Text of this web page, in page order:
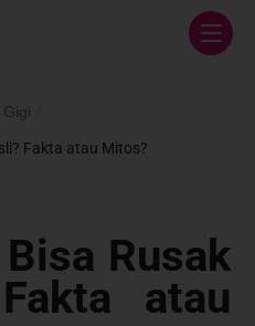
Fakta atau Mitos?
Rusak
atau